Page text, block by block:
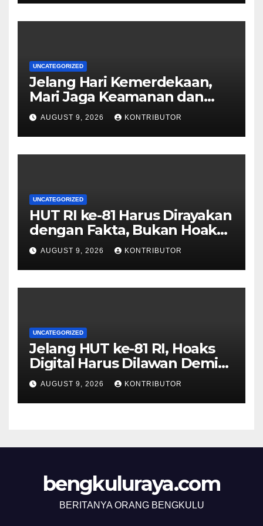
UNCATEGORIZED
Jelang Hari Kemerdekaan,
Mari Jaga Keamanan dan
Persatuan
AUGUST 9, 2026 KONTRIBUTOR
UNCATEGORIZED
HUT RI ke-81 Harus Dirayakan
dengan Fakta, Bukan Hoaks
yang Memecah Belah
AUGUST 9, 2026 KONTRIBUTOR
UNCATEGORIZED
Jelang HUT ke-81 RI, Hoaks
Digital Harus Dilawan Demi
Menjaga Persatuan
AUGUST 9, 2026 KONTRIBUTOR
bengkuluraya.com
BERITANYA ORANG BENGKULU